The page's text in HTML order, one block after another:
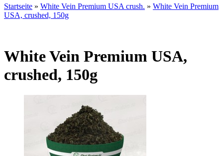
Startseite » White Vein Premium USA crush. » White Vein Premium
USA, crushed, 150g
White Vein Premium USA,
crushed, 150g